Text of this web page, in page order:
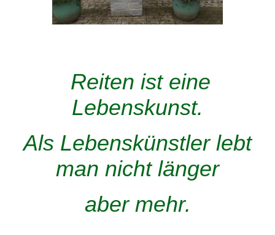
Reiten ist eine
Lebenskunst.
Als Lebenskünstler lebt
man nicht länger
aber mehr.